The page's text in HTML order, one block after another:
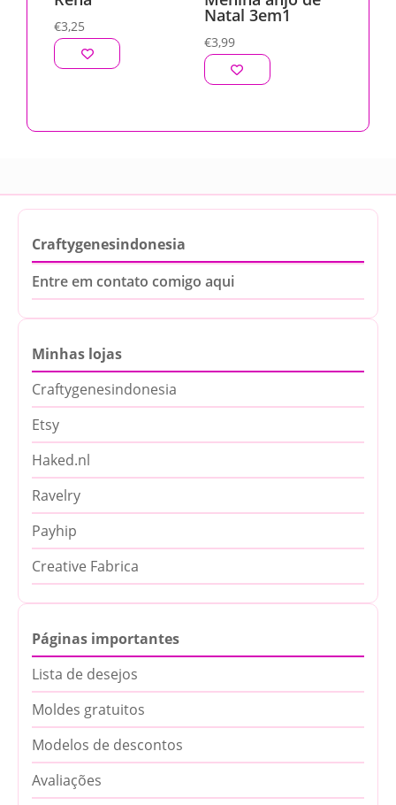
€3,25
Natal 3em1
€3,99
Craftygenesindonesia
Entre em contato comigo aqui
Minhas lojas
Craftygenesindonesia
Etsy
Haked.nl
Ravelry
Payhip
Creative Fabrica
Páginas importantes
Lista de desejos
Moldes gratuitos
Modelos de descontos
Avaliações